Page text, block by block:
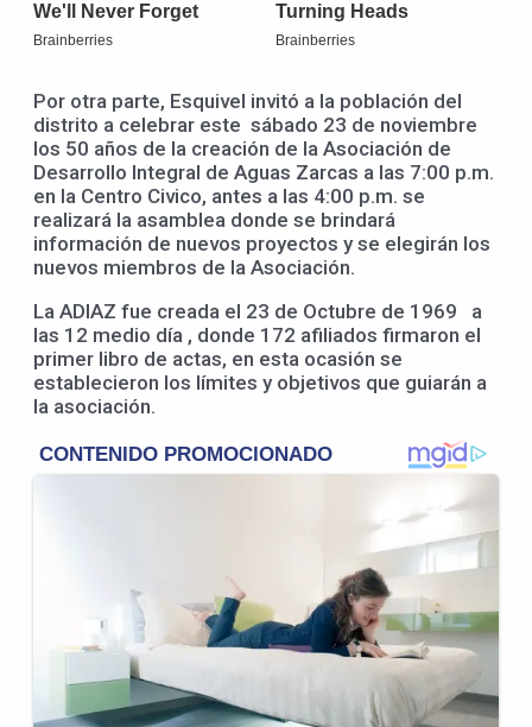
Por otra parte, Esquivel invitó a la población del
distrito a celebrar este sábado 23 de noviembre
los 50 años de la creación de la Asociación de
Desarrollo Integral de Aguas Zarcas a las 7:00 p.m.
en la Centro Civico, antes a las 4:00 p.m. se
realizará la asamblea donde se brindará
información de nuevos proyectos y se elegirán los
nuevos miembros de la Asociación.
La ADIAZ fue creada el 23 de Octubre de 1969 a
las 12 medio día , donde 172 afiliados firmaron el
primer libro de actas, en esta ocasión se
establecieron los límites y objetivos que guiarán a
la asociación.